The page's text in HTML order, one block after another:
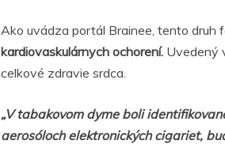
Ako uvádza portál Brainee, tento druh
kardiovaskulárnych ochorení. Uvedený
celkové zdravie srdca.
„V tabakovom dyme boli
aerosóloch elektronických cigariet,